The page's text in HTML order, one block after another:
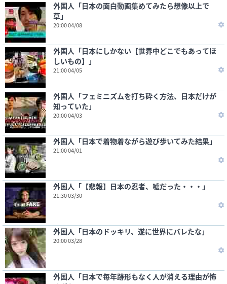
外国人「日本の面白動画集めてみたら想像以上で
草」
20:00 04/08
外国人「日本にしかない【世界中どこでもあってほ
しいもの】」
21:00 04/05
外国人「フェミニズムを打ち砕く方法、日本だけが
知っていた」
20:00 04/03
外国人「日本で着物着ながら遊び歩いてみた結果」
21:00 04/01
外国人「【悲報】日本の忍者、嘘だった・・・」
21:30 03/30
外国人「日本のドッキリ、遂に世界にバレたな」
20:00 03/28
外国人「日本で毎年跡形もなく人が消える理由が怖